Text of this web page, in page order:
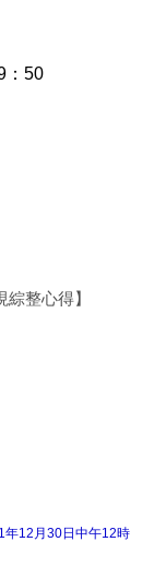
：50
整心得】
年12月30日中午12時